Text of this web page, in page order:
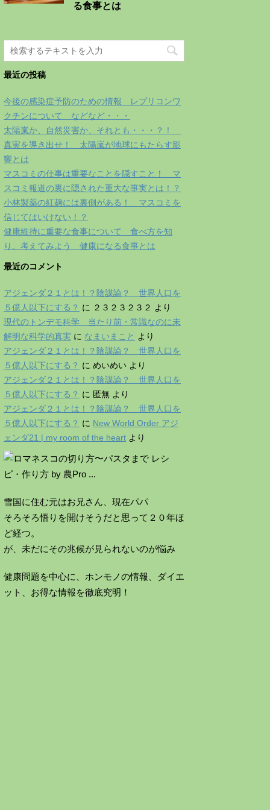
る食事とは
最近の投稿
今後の感染症予防のための情報 レプリコンワ
クチンについて などなど・・・
太陽嵐か、自然災害か、それとも・・・？！
真実を導き出せ！ 太陽嵐が地球にもたらす影
響とは
マスコミの仕事は重要なことを隠すこと！ マ
スコミ報道の裏に隠された重大な事実とは！？
小林製薬の紅麹には裏側がある！ マスコミを
信じてはいけない！？
健康維持に重要な食事について 食べ方を知
り、考えてみよう 健康になる食事とは
最近のコメント
アジェンダ２１とは！？陰謀論？ 世界人口を
５億人以下にする？ に ２３２３２３２ より
現代のトンデモ科学 当たり前・常識なのに未
解明な科学的真実 に なまいまこと より
アジェンダ２１とは！？陰謀論？ 世界人口を
５億人以下にする？ に めいめい より
アジェンダ２１とは！？陰謀論？ 世界人口を
５億人以下にする？ に 匿無 より
アジェンダ２１とは！？陰謀論？ 世界人口を
５億人以下にする？ に New World Order アジ
ェンダ21 | my room of the heart より
雪国に住む元はお兄さん、現在パパ
そろそろ悟りを開けそうだと思って２０年ほ
ど経つ。
が、未だにその兆候が見られないのが悩み
健康問題を中心に、ホンモノの情報、ダイエ
ット、お得な情報を徹底究明！